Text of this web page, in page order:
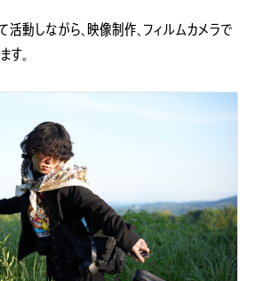
活動しながら、映像制作、フィルムカメラで
。